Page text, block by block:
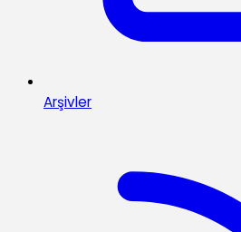
Arşivler